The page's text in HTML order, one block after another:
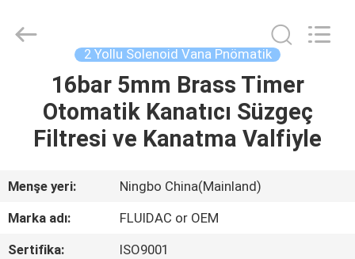
ÜRÜNLER
VİDEOLAR
AUTOMATIC
CONTROL
2 Yollu Solenoid Vana Pnömatik
16bar 5mm Brass Timer
Otomatik Kanatıcı Süzgeç
Filtresi ve Kanatma Valfiyle
Menşe yeri:
Ningbo China(Mainland)
Marka adı:
FLUIDAC or OEM
Sertifika:
ISO9001